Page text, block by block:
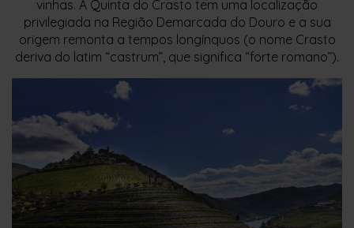
vinhas. A Quinta do Crasto tem uma localização
privilegiada na Região Demarcada do Douro e a sua
origem remonta a tempos longínquos (o nome Crasto
deriva do latim “castrum”, que significa “forte romano”).